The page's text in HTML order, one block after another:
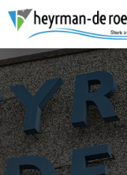
Skip
to
content